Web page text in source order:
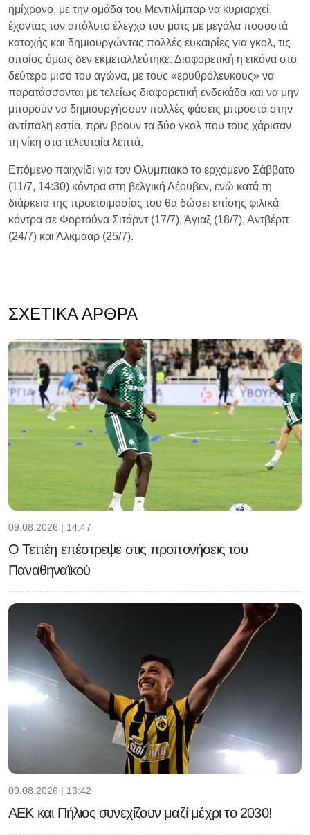
ημίχρονο, με την ομάδα του Μεντιλίμπαρ να κυριαρχεί,
έχοντας τον απόλυτο έλεγχο του ματς με μεγάλα ποσοστά
κατοχής και δημιουργώντας πολλές ευκαιρίες για γκολ, τις
οποίος όμως δεν εκμεταλλεύτηκε. Διαφορετική η εικόνα στο
δεύτερο μισό του αγώνα, με τους «ερυθρόλευκους» να
παρατάσσονται με τελείως διαφορετική ενδεκάδα και να μην
μπορούν να δημιουργήσουν πολλές φάσεις μπροστά στην
αντίπαλη εστία, πριν βρουν τα δύο γκολ που τους χάρισαν
τη νίκη στα τελευταία λεπτά.
Επόμενο παιχνίδι για τον Ολυμπιακό το ερχόμενο Σάββατο
(11/7, 14:30) κόντρα στη βελγική Λέουβεν, ενώ κατά τη
διάρκεια της προετοιμασίας του θα δώσει επίσης φιλικά
κόντρα σε Φορτούνα Σιτάρντ (17/7), Άγιαξ (18/7), Αντβέρπ
(24/7) και Άλκμααρ (25/7).
ΣΧΕΤΙΚΆ ΆΡΘΡΑ
09.08.2026 | 14:47
Ο Τεττέη επέστρεψε στις προπονήσεις του
Παναθηναϊκού
09.08.2026 | 13:42
ΑΕΚ και Πήλιος συνεχίζουν μαζί μέχρι το 2030!